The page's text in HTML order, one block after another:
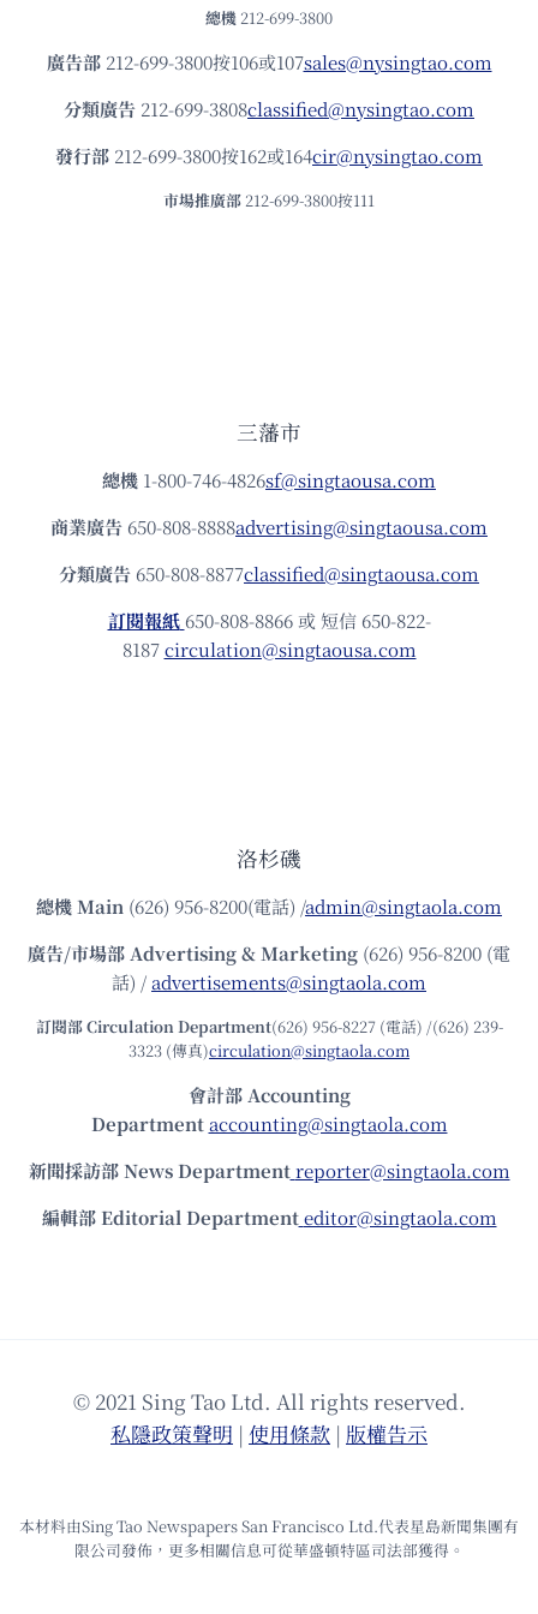
總機 212-699-3800
廣告部212-699-3800按106或107sales@nysingtao.com
分類廣告 212-699-3808classified@nysingtao.com
發⾏部 212-699-3800按162或164cir@nysingtao.com
市場推廣部 212-699-3800按111
三藩市
總機 1-800-746-4826sf@singtaousa.com
商業廣告 650-808-8888advertising@singtaousa.com
分類廣告 650-808-8877classified@singtaousa.com
訂閱報紙 650-808-8866 或 短信 650-822-
8187circulation@singtaousa.com
洛杉磯
總機Main (626) 956-8200(電話) /admin@singtaola.com
廣告/市場部Advertising & Marketing (626) 956-8200 (電
話) /advertisements@singtaola.com
訂閱部 Circulation Department(626) 956-8227 (電話) /(626) 239-
3323 (傳真)circulation@singtaola.com
會計部 Accounting
Department accounting@singtaola.com
新聞採訪部 News Department reporter@singtaola.com
編輯部 Editorial Department editor@singtaola.com
© 2021 Sing Tao Ltd. All rights reserved.
私隱政策聲明 | 使⽤條款 | 版權告⽰
本材料由Sing Tao Newspapers San Francisco Ltd.代表星島新聞集團有
限公司發佈，更多相關信息可從華盛頓特區司法部獲得。